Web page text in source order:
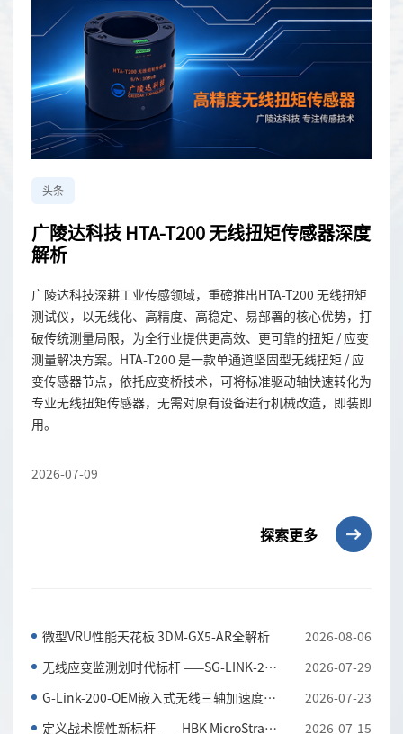
头条
广陵达科技 HTA-T200 无线扭矩传感器深度
解析
广陵达科技深耕工业传感领域，重磅推出HTA-T200 无线扭矩
测试仪，以无线化、高精度、高稳定、易部署的核心优势，打
破传统测量局限，为全行业提供更高效、更可靠的扭矩 / 应变
测量解决方案。HTA-T200 是一款单通道坚固型无线扭矩 / 应
变传感器节点，依托应变桥技术，可将标准驱动轴快速转化为
专业无线扭矩传感器，无需对原有设备进行机械改造，即装即
用。
2026-07-09
探索更多
微型VRU性能天花板 3DM-GX5-AR全解析
2026-08-06
无线应变监测划时代标杆 ——SG-LINK-200三通道无线应...
2026-07-29
G-Link-200-OEM嵌入式无线三轴加速度传感器 全工况振...
2026-07-23
定义战术惯性新标杆 —— HBK MicroStrain 3DM-CV7-AH...
2026-07-15